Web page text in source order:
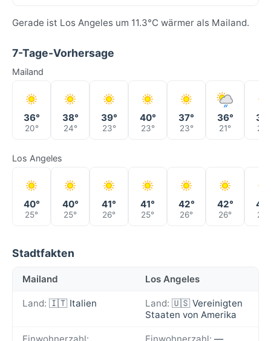
Gerade ist Los Angeles um 11.3°C wärmer als Mailand.
7-Tage-Vorhersage
Mailand
36°
20°
38°
24°
39°
23°
40°
23°
37°
23°
36°
21° 23°
Los Angeles
40°
25°
40°
25°
41°
26°
41°
25°
42°
26°
42°
26° 26°
Stadtfakten
Mailand Los Angeles
Land: 🇮🇹 Italien Land: 🇺🇸 Vereinigten
Staaten von Amerika